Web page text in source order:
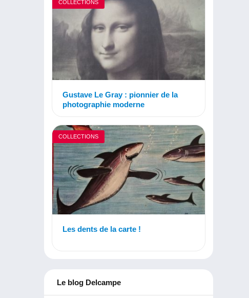
COLLECTIONS
Gustave Le Gray : pionnier de la
photographie moderne
COLLECTIONS
Les dents de la carte !
Le blog Delcampe